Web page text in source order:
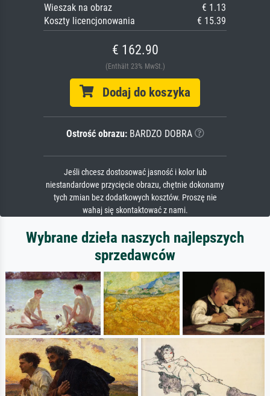
Wieszak na obraz
€ 1.13
Koszty licencjonowania
€ 15.39
€ 162.90
(Enthält 23% MwSt.)
Dodaj do koszyka
Ostrość obrazu:BARDZO DOBRA
Jeśli chcesz dostosować jasność i kolor lub
niestandardowe przycięcie obrazu, chętnie dokonamy
tych zmian bez dodatkowych kosztów. Proszę nie
wahaj się skontaktować z nami.
Wybrane dzieła naszych najlepszych
sprzedawców